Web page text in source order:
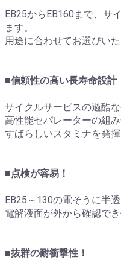
EB25からEB160まで、サ
ます。
用途に合わせてお選びいた
■信頼性の高い長寿命設計
サイクルサービスの過酷
高性能セパレーターの組
すばらしいスタミナを発揮
■点検が容易！
EB25～130の電そうに半
電解液面が外から確認で
■抜群の耐衝撃性！